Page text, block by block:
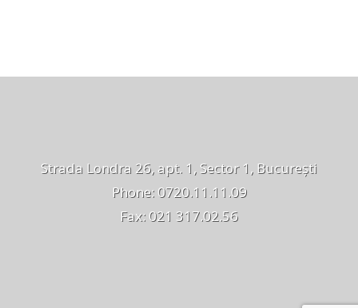
Strada Londra 26, apt. 1, Sector 1, București
Phone: 0720.11.11.09
Fax: 021 317.02.56